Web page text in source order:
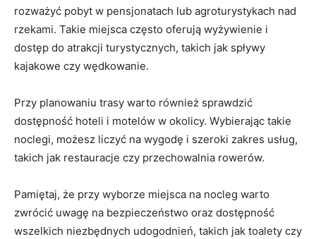
rozważyć pobyt w pensjonatach lub agroturystykach nad
rzekami. Takie miejsca często ⁢oferują wyżywienie‍ i
dostęp do atrakcji turystycznych, takich jak spływy
kajakowe czy wędkowanie.
Przy planowaniu‌ trasy warto również sprawdzić
dostępność hoteli i motelów w okolicy. Wybierając takie
noclegi, możesz liczyć na wygodę i⁤ szeroki zakres usług,
‍takich jak restauracje​ czy przechowalnia rowerów.
Pamiętaj, że przy wyborze miejsca na nocleg warto
zwrócić uwagę na bezpieczeństwo oraz dostępność
wszelkich niezbędnych udogodnień, takich jak toalety czy